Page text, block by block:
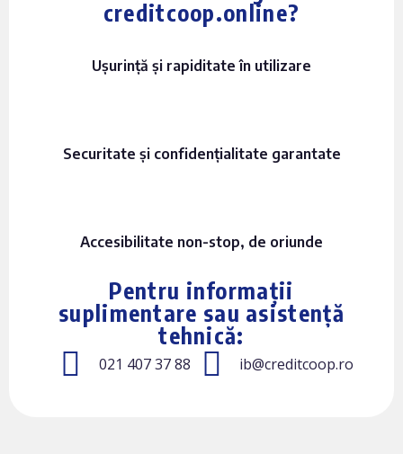
creditcoop.online?
Ușurință și rapiditate în utilizare
Securitate și confidențialitate garantate
Accesibilitate non-stop, de oriunde
Pentru informații
suplimentare sau asistență
tehnică:
021 407 37 88 ib@creditcoop.ro